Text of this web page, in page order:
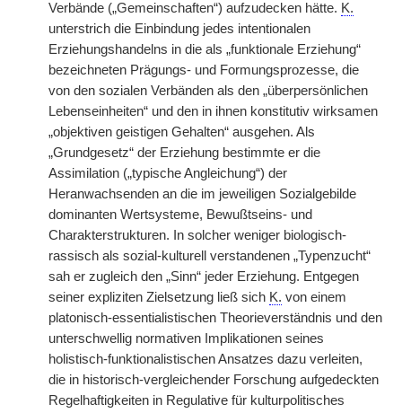
Verbände („Gemeinschaften“) aufzudecken hätte. K.
unterstrich die Einbindung jedes intentionalen
Erziehungshandelns in die als „funktionale Erziehung“
bezeichneten Prägungs- und Formungsprozesse, die
von den sozialen Verbänden als den „überpersönlichen
Lebenseinheiten“ und den in ihnen konstitutiv wirksamen
„objektiven geistigen Gehalten“ ausgehen. Als
„Grundgesetz“ der Erziehung bestimmte er die
Assimilation („typische Angleichung“) der
Heranwachsenden an die im jeweiligen Sozialgebilde
dominanten Wertsysteme, Bewußtseins- und
Charakterstrukturen. In solcher weniger biologisch-
rassisch als sozial-kulturell verstandenen „Typenzucht“
sah er zugleich den „Sinn“ jeder Erziehung. Entgegen
seiner expliziten Zielsetzung ließ sich K. von einem
platonisch-essentialistischen Theorieverständnis und den
unterschwellig normativen Implikationen seines
holistisch-funktionalistischen Ansatzes dazu verleiten,
die in historisch-vergleichender Forschung aufgedeckten
Regelhaftigkeiten in Regulative für kulturpolitisches